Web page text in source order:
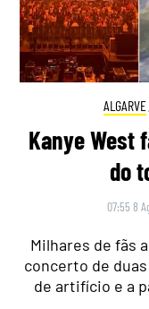
ALGARVE
Kanye West
do
07:55 8
Milhares de fãs
concerto de
de artifício e a